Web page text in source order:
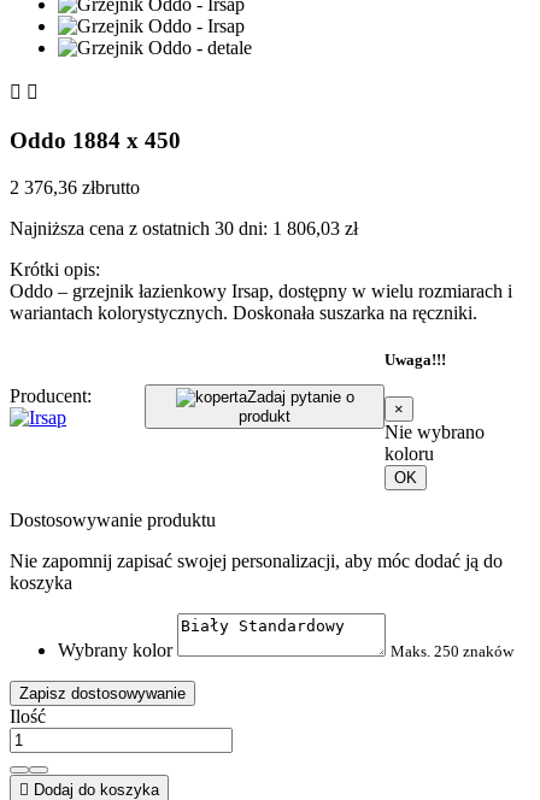
 
Oddo 1884 x 450
2 376,36 złbrutto
Najniższa cena z ostatnich 30 dni: 1 806,03 zł
Krótki opis:
Oddo – grzejnik łazienkowy Irsap, dostępny w wielu rozmiarach i
wariantach kolorystycznych. Doskonała suszarka na ręczniki.
Producent:
Zadaj pytanie o
produkt
Uwaga!!!
×
Nie wybrano
koloru
OK
Dostosowywanie produktu
Nie zapomnij zapisać swojej personalizacji, aby móc dodać ją do
koszyka
Wybrany kolor Maks. 250 znaków
Zapisz dostosowywanie
Ilość
 Dodaj do koszyka